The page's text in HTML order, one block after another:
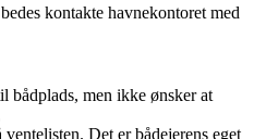
kontakte havnekontoret med
bådplads, men ikke ønsker at
Det er bådejerens eget